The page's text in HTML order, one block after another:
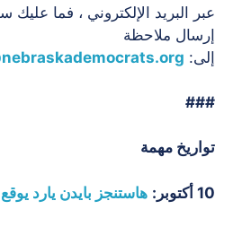
عبر البريد الإلكتروني ، فما
إرسال ملاحظة
إلى:
###
تواريخ مهمة
10 أكتوبر: هاستنجز بايدن يارد